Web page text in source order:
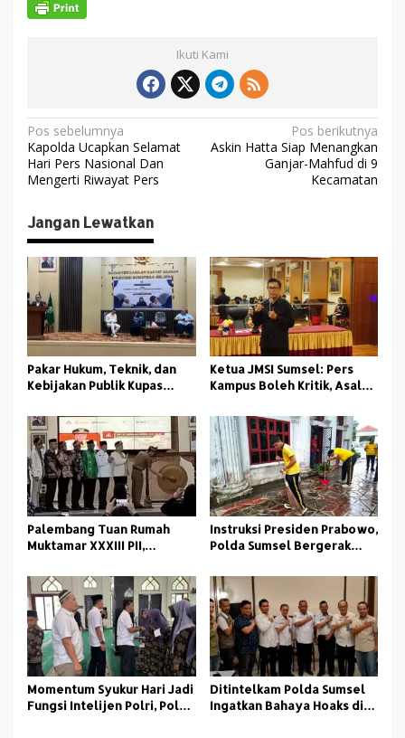
Ikuti Kami
N
a
v
i
g
a
s
i
p
o
s
Pos sebelumnya
Kapolda Ucapkan Selamat
Hari Pers Nasional Dan
Mengerti Riwayat Pers
Pos berikutnya
Askin Hatta Siap Menangkan
Ganjar-Mahfud di 9
Kecamatan
Jangan Lewatkan
Pakar Hukum, Teknik, dan
Kebijakan Publik Kupas
Retensi di Palembang
Ketua JMSI Sumsel: Pers
Kampus Boleh Kritik, Asal
Palembang Tuan Rumah
Muktamar XXXIII PII,
Pelajar Islam
Instruksi Presiden Prabowo,
Polda Sumsel Bergerak
Kamtibmas
Momentum Syukur Hari Jadi
Fungsi Intelijen Polri, Polda
‎Ditintelkam Polda Sumsel
Ingatkan Bahaya Hoaks di